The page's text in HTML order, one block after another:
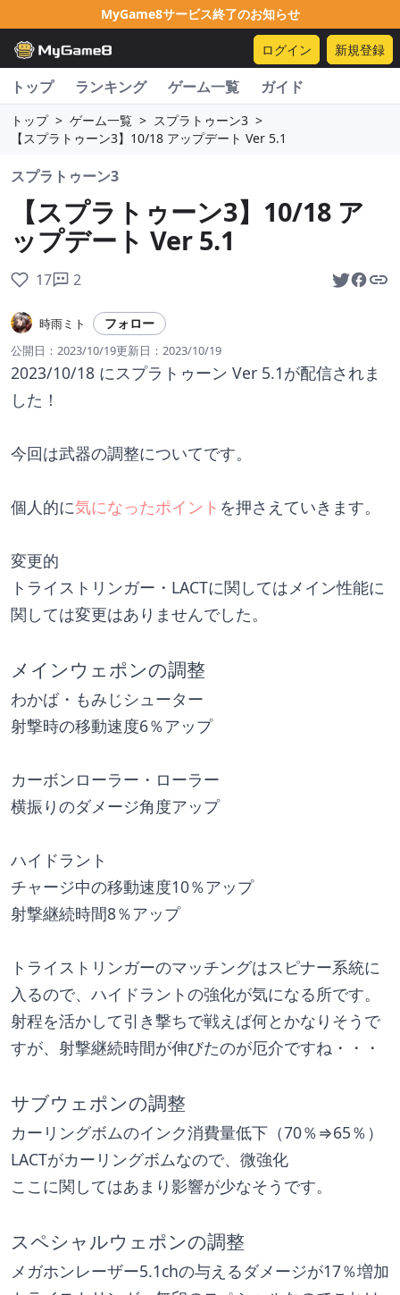
MyGame8サービス終了のお知らせ
ログイン 新規登録
トップ ランキング ゲーム一覧 ガイド
トップ > ゲーム一覧 > スプラトゥーン3 >
【スプラトゥーン3】10/18 アップデート Ver 5.1
スプラトゥーン3
【スプラトゥーン3】10/18 ア
ップデート Ver 5.1
17 2
時雨ミト フォロー
公開日： 2023/10/19更新日： 2023/10/19
2023/10/18 にスプラトゥーン Ver 5.1が配信されま
した！
今回は武器の調整についてです。
個人的に気になったポイント を押さえていきます。
変更的
トライストリンガー・LACTに関してはメイン性能に
関しては変更はありませんでした。
メインウェポンの調整
わかば・もみじシューター
射撃時の移動速度6％アップ
カーボンローラー・ローラー
横振りのダメージ角度アップ
ハイドラント
チャージ中の移動速度10％アップ
射撃継続時間8％アップ
トライストリンガーのマッチングはスピナー系統に
入るので、ハイドラントの強化が気になる所です。
射程を活かして引き撃ちで戦えば何とかなりそうで
すが、射撃継続時間が伸びたのが厄介ですね・・・
サブウェポンの調整
カーリングボムのインク消費量低下（70％⇒65％）
LACTがカーリングボムなので、微強化
ここに関してはあまり影響が少なそうです。
スペシャルウェポンの調整
メガホンレーザー5.1chの与えるダメージが17％増加